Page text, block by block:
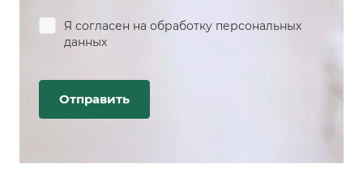
Я согласен на обработку персональных
данных